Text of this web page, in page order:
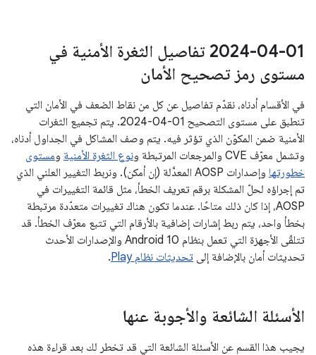
‎2024-04-01 تفاصيل الثغرة الأمنية في
مستوى رمز تصحيح الأمان
في الأقسام أدناه، نقدّم تفاصيل عن كل من نقاط الضعف في الأمان التي
تنطبق على مستوى التصحيح ‎2024-04-01. يتم تجميع الثغرات
الأمنية ضمن المكوّن الذي تؤثر فيه. يتم وصف المشاكل في الجداول أدناه،
وتشمل معرّف CVE والمرجعات المرتبطة و
نوع الثغرة الأمنية ومستوى
خطورتها
وإصدارات AOSP المعدَّلة (إن أمكن). ونربط التغيير العلني الذي
تم إجراؤه لحلّ المشكلة برقم تعريف الخطأ، مثل قائمة التغييرات في
AOSP، إذا كان ذلك متاحًا. عندما تكون هناك تغييرات متعدّدة مرتبطة
بخطأ واحد، يتم ربط إشارات إضافية بالأرقام التي تتبع معرّف الخطأ. قد
تتلقّى الأجهزة التي تعمل بنظام Android 10 والإصدارات الأحدث
تحديثات أمان بالإضافة إلى تحديثات نظام Play .
الأسئلة الشائعة والأجوبة عنها
يجيب هذا القسم عن الأسئلة الشائعة التي قد تخطر لك بعد قراءة هذه